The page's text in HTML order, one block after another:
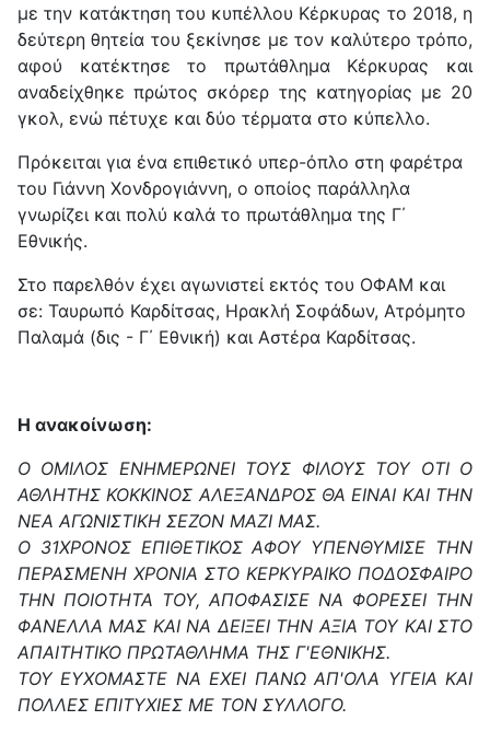
με την κατάκτηση του κυπέλλου Κέρκυρας το 2018, η
δεύτερη θητεία του ξεκίνησε με τον καλύτερο τρόπο,
αφού κατέκτησε το πρωτάθλημα Κέρκυρας και
αναδείχθηκε πρώτος σκόρερ της κατηγορίας με 20
γκολ, ενώ πέτυχε και δύο τέρματα στο κύπελλο.
Πρόκειται για ένα επιθετικό υπερ-όπλο στη φαρέτρα
του Γιάννη Χονδρογιάννη, ο οποίος παράλληλα
γνωρίζει και πολύ καλά το πρωτάθλημα της Γ΄
Εθνικής.
Στο παρελθόν έχει αγωνιστεί εκτός του ΟΦΑΜ και
σε: Ταυρωπό Καρδίτσας, Ηρακλή Σοφάδων, Ατρόμητο
Παλαμά (δις - Γ΄ Εθνική) και Αστέρα Καρδίτσας.
Η ανακοίνωση:
Ο ΟΜΙΛΟΣ ΕΝΗΜΕΡΩΝΕΙ ΤΟΥΣ ΦΙΛΟΥΣ ΤΟΥ ΟΤΙ Ο
ΑΘΛΗΤΗΣ ΚΟΚΚΙΝΟΣ ΑΛΕΞΑΝΔΡΟΣ ΘΑ ΕΙΝΑΙ ΚΑΙ ΤΗΝ
ΝΕΑ ΑΓΩΝΙΣΤΙΚΗ ΣΕΖΟΝ ΜΑΖΙ ΜΑΣ.
Ο 31ΧΡΟΝΟΣ ΕΠΙΘΕΤΙΚΟΣ ΑΦΟΥ ΥΠΕΝΘΥΜΙΣΕ ΤΗΝ
ΠΕΡΑΣΜΕΝΗ ΧΡΟΝΙΑ ΣΤΟ ΚΕΡΚΥΡΑΙΚΟ ΠΟΔΟΣΦΑΙΡΟ
ΤΗΝ ΠΟΙΟΤΗΤΑ ΤΟΥ, ΑΠΟΦΑΣΙΣΕ ΝΑ ΦΟΡΕΣΕΙ ΤΗΝ
ΦΑΝΕΛΛΑ ΜΑΣ ΚΑΙ ΝΑ ΔΕΙΞΕΙ ΤΗΝ ΑΞΙΑ ΤΟΥ ΚΑΙ ΣΤΟ
ΑΠΑΙΤΗΤΙΚΟ ΠΡΩΤΑΘΛΗΜΑ ΤΗΣ Γ'ΕΘΝΙΚΗΣ.
ΤΟΥ ΕΥΧΟΜΑΣΤΕ ΝΑ ΕΧΕΙ ΠΑΝΩ ΑΠ'ΟΛΑ ΥΓΕΙΑ ΚΑΙ
ΠΟΛΛΕΣ ΕΠΙΤΥΧΙΕΣ ΜΕ ΤΟΝ ΣΥΛΛΟΓΟ.